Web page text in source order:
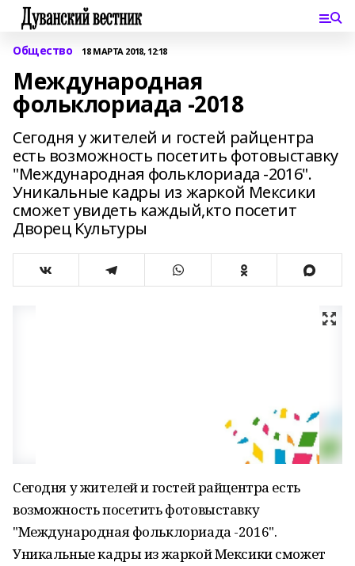
Общество 18 МАРТА 2018, 12:18
Международная
фольклориада -2018
Сегодня у жителей и гостей райцентра
есть возможность посетить фотовыставку
"Международная фольклориада -2016".
Уникальные кадры из жаркой Мексики
сможет увидеть каждый,кто посетит
Дворец Культуры
Сегодня у жителей и гостей райцентра есть
возможность посетить фотовыставку
"Международная фольклориада -2016".
Уникальные кадры из жаркой Мексики сможет